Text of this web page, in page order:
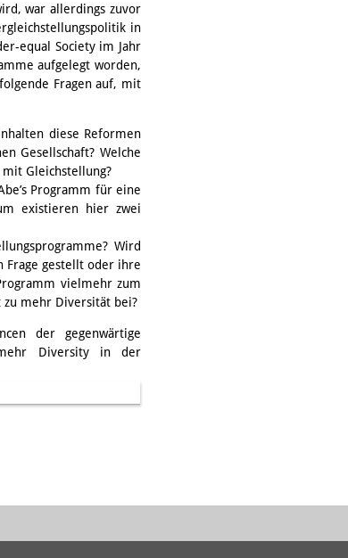
war allerdings zuvor
in
equal Society im Jahr
aufgelegt worden,
Fragen auf, mit
diese Reformen
Gesellschaft? Welche
Gleichstellung?
Programm für eine
existieren hier zwei
Wird
Frage gestellt oder ihre
vielmehr zum
zu mehr Diversität bei?
der gegenwärtige
Diversity in der